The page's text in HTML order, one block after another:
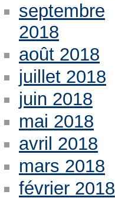
septembre
2018
août 2018
juillet 2018
juin 2018
mai 2018
avril 2018
mars 2018
février 2018